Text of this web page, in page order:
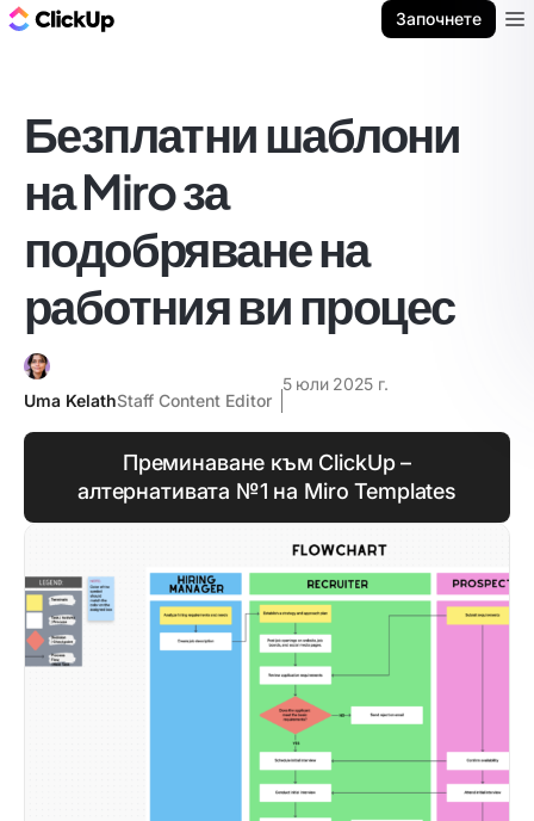
Започнете
Безплатни шаблони
на Miro за
подобряване на
работния ви процес
Uma KelathStaff Content Editor
5 юли 2025 г.
Преминаване към ClickUp –
алтернативата №1 на Miro Templates